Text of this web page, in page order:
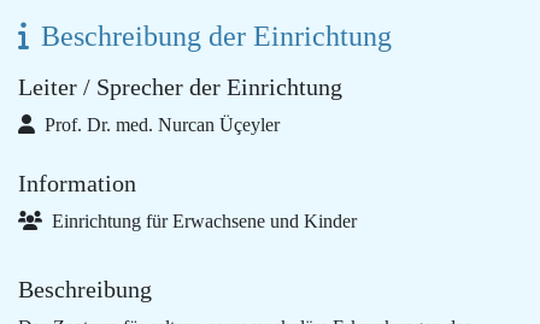
Beschreibung der Einrichtung
Leiter / Sprecher der Einrichtung
Prof. Dr. med. Nurcan Üçeyler
Information
Einrichtung für Erwachsene und Kinder
Beschreibung